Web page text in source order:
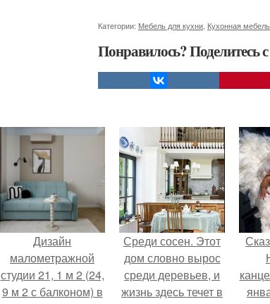
Категории: Мебель для кухни Кухонная мебель
Понравилось? Поделитесь
Дизайн
малометражной
студии 21, 1 м 2 (24,
9 м 2 с балконом) в
Среди сосен. Этот
дом словно вырос
среди деревьев, и
жизнь здесь течет в